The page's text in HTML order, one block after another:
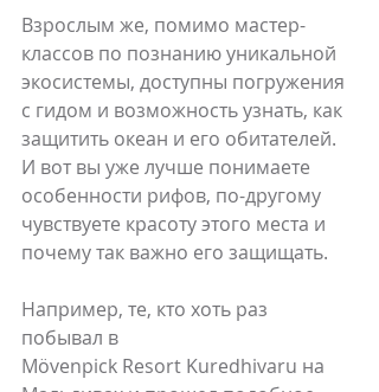
Взрослым же, помимо мастер-
классов по познанию уникальной
экосистемы, доступны погружения
с гидом и возможность узнать, как
защитить океан и его обитателей.
И вот вы уже лучше понимаете
особенности рифов, по-другому
чувствуете красоту этого места и
почему так важно его защищать.
Например, те, кто хоть раз
побывал в
Mövenpick Resort Kuredhivaru на